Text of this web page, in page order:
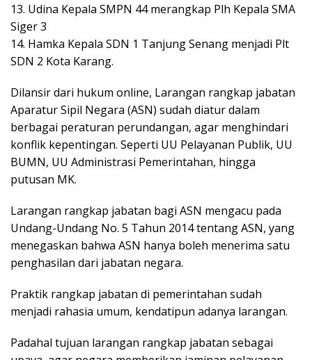
13. Udina Kepala SMPN 44 merangkap Plh Kepala SMA
Siger 3
14. Hamka Kepala SDN 1 Tanjung Senang menjadi Plt
SDN 2 Kota Karang.
Dilansir dari hukum online, Larangan rangkap jabatan
Aparatur Sipil Negara (ASN) sudah diatur dalam
berbagai peraturan perundangan, agar menghindari
konflik kepentingan. Seperti UU Pelayanan Publik, UU
BUMN, UU Administrasi Pemerintahan, hingga
putusan MK.
Larangan rangkap jabatan bagi ASN mengacu pada
Undang-Undang No. 5 Tahun 2014 tentang ASN, yang
menegaskan bahwa ASN hanya boleh menerima satu
penghasilan dari jabatan negara.
Praktik rangkap jabatan di pemerintahan sudah
menjadi rahasia umum, kendatipun adanya larangan.
Padahal tujuan larangan rangkap jabatan sebagai